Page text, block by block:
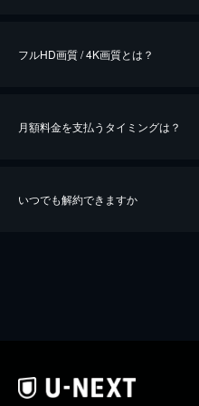
※40％ポイント還元の対象は、クレジット
iOSアプリのUコイン決済による作品の
フルHD画質 / 4K画質とは？
月額料金を支払うタイミングは？
いつでも解約できますか